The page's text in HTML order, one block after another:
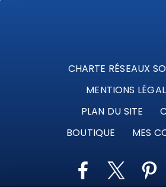
CHARTE RÉSEAUX
MENTIONS
PLAN DU SITE
BOUTIQUE
MES